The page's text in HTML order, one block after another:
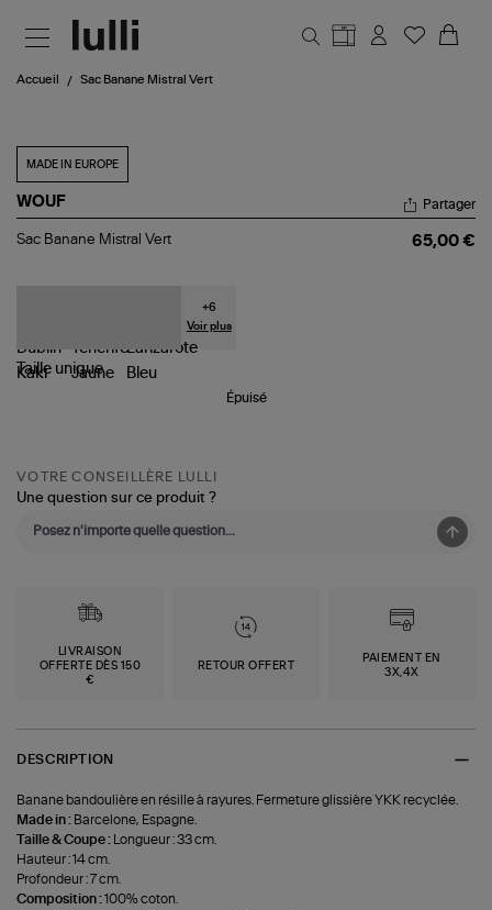
Accueil Sac Banane Mistral Vert
MADE IN EUROPE
WOUF
Sac
Partager
Sac Banane Mistral Vert 65,00 €
+6
Voir plus
Taille unique
Épuisé
VOTRE CONSEILLÈRE LULLI
Une question sur ce produit ?
LIVRAISON
OFFERTE DÈS 150
€
RETOUR OFFERT
PAIEMENT EN
3X,4X
DESCRIPTION
Banane bandoulière en résille à rayures. Fermeture glissière YKK recyclée.
Made in : Barcelone, Espagne.
Taille & Coupe :
Longueur : 33 cm.
Hauteur : 14 cm.
Profondeur : 7 cm.
Composition :100% coton.